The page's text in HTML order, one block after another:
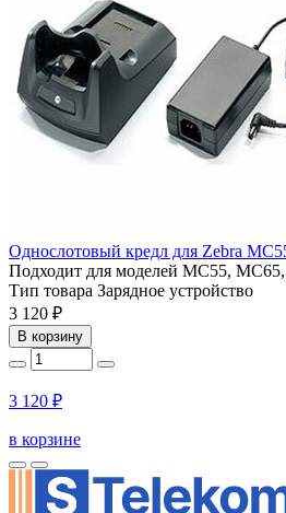
Однослотовый кредл для Zebra
Подходит для моделей MC55,
Тип товара Зарядное устройство
3 120 ₽
В корзину
3 120 ₽
в корзине